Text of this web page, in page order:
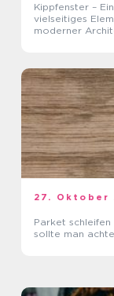
Kippfenster – Ein
vielseitiges
moderner
27. Oktober
Parket schleifen
sollte man